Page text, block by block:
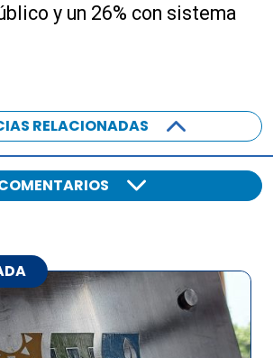
y un 26% con sistema
RELACIONADAS